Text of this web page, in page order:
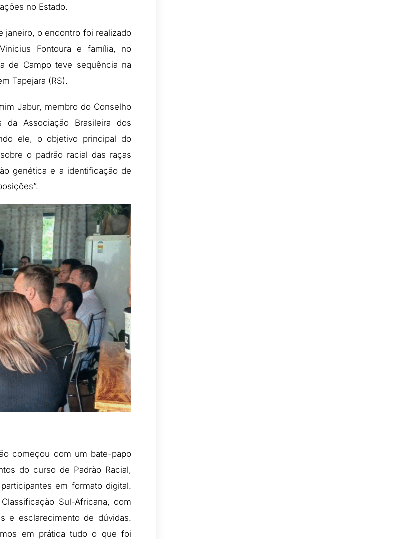
no Estado.
janeiro, o encontro foi realizado
Fontoura e família, no
de Campo teve sequência na
Tapejara (RS).
Jabur, membro do Conselho
Associação Brasileira dos
ele, o objetivo principal do
o padrão racial das raças
genética e a identificação de
começou com um bate-papo
do curso de Padrão Racial,
em formato digital.
Sul-Africana, com
e esclarecimento de dúvidas.
em prática tudo o que foi